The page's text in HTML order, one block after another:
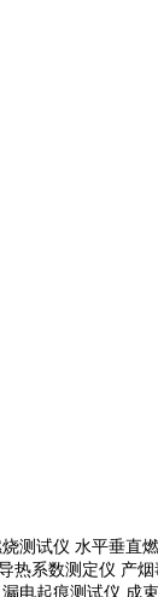
试仪 水平垂
系数测定仪 产
漏电起痕测试仪 成